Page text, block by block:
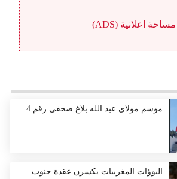
مساحة اعلانية (ADS)
موسم مولاي عبد الله بلاغ صحفي رقم 4
البوؤات المغربيات يكسرن عقدة جنوب